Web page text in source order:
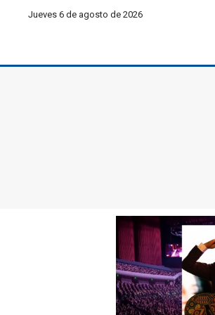
Jueves 6 de agosto de 2026